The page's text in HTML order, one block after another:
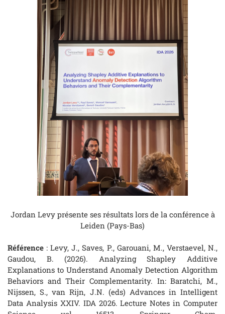
Jordan Levy présente ses résultats lors de la conférence à
Leiden (Pays-Bas)
Référence : Levy, J., Saves, P., Garouani, M., Verstaevel, N.,
Gaudou, B. (2026). Analyzing Shapley Additive
Explanations to Understand Anomaly Detection Algorithm
Behaviors and Their Complementarity. In: Baratchi, M.,
Nijssen, S., van Rijn, J.N. (eds) Advances in Intelligent
Data Analysis XXIV. IDA 2026. Lecture Notes in Computer